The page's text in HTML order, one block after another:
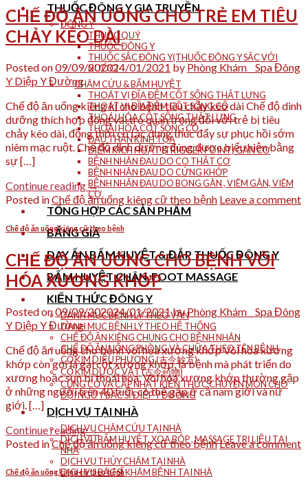
THUỐC ĐÔNG Y GIA TRUYỀN
ĐÔNG Y
THUỐC QUÝ
THUỐC ĐÔNG Y
THUỐC SẮC ĐÔNG Y(THUỐC ĐÔNG Y SẮC VỚI
NƯỚC)
CHÂM CỨU & BẤM HUYỆT
THOÁT VỊ ĐĨA ĐỆM CỘT SỐNG THẮT LƯNG
THOÁT VỊ ĐĨA ĐỆM CỘT SỐNG CỔ
THOÁI HÓA CỘT SỐNG THẮT LƯNG
THOÁI HÓA CỘT SỐNG CỔ
ĐAU THẦN KINH TỌA
ĐIỂM KÍCH HOẠT (TRIGGER POINT) GÂN CƠ
BỆNH NHÂN ĐAU DO CO THẮT CƠ
BỆNH NHÂN ĐAU DO CỨNG KHỚP
BỆNH NHÂN ĐAU DO BONG GÂN , VIÊM GÂN, VIÊM
CƠ.
TỔNG HỢP CÁC SẢN PHẨM
BẢNG GIÁ
DAY ẤN BẤM HUYỆT & ĐẮP THUỐC ĐÔNG Y
BẤM HUYỆT CHÂN_FOOT MASSAGE
KIẾN THỨC ĐÔNG Y
DANH MỤC BỆNH LÝ THEO VẦN
DANH MỤC BỆNH LÝ THEO HỆ THỐNG
CHẾ ĐỘ ĂN KIÊNG CHUNG CHO BỆNH NHÂN
CHẾ ĐỘ ĂN UỐNG PHÒNG VÀ CHỮA THEO TÊN BỆNH
CỔ KIM DIỆU PHƯƠNG (古今妙方)
CỔ KIM DƯỢC VẬT (古今药物)
CỦNG CỐ VÀ CẬP NHẬT KIẾN THỨC CHUYÊN MÔN CHO
ĐỘI NGŨ Y BÁC SĨ DIỆP Y ĐƯỜNG
DỊCH VỤ TẠI NHÀ
DỊCH VỤ CHÂM CỨU TẠI NHÀ
DỊCH VỤ BẤM HUYỆT, XOA BÓP , MASSAGE TRỊ LIỆU TẠI
NHÀ
DỊCH VỤ THỦY CHÂM TẠI NHÀ
DỊCH VỤ BÁC SĨ KHÁM BỆNH TẠI NHÀ
CHẾ ĐỘ ĂN UỐNG CHO TRẺ EM TIÊU
CHẢY KÉO DÀI
Posted on09/09/202024/01/2021 by Phòng Khám _ Spa Đông
Y Diệp Y Đường
Chế độ ăn uống kiêng kị cho bệnh tiêu chảy kéo dài Chế độ dinh
dưỡng thích hợp đóng vai trò quan trọng đối với trẻ bị tiêu
chảy kéo dài, đồng thời có tác dụng thúc đẩy sự phục hồi sớm
niêm mạc ruột. Chế độ dinh dưỡng đúng được biểu hiện bằng
sự […]
Continue reading→
Posted inChế độ ăn uống kiêng cữ theo bệnh Leave a comment
Chế độ ăn uống kiêng cữ theo bệnh
CHẾ ĐỘ ĂN UỐNG CHO BỆNH VÔI
HÓA XƯƠNG KHỚP
Posted on09/09/202024/01/2021byPhòng Khám _ Spa Đông
Y Diệp Y Đường
Chế độ ăn uống cho bệnh vôi hóa xương khớp Vôi hóa xương
khớp còn gọi là gai cột xương khớp, là bệnh mà phát triển do
xương hoặc sụn bị thoái hóa. Vôi hóa xương khớp thường gặp
ở những người trên 40 tuổi, có thể gặp ở cả nam giới và nữ
giới. […]
Continue reading→
Posted inChế độ ăn uống kiêng cữ theo bệnhLeave a comment
Chế độ ăn uống kiêng cữ theo bệnh